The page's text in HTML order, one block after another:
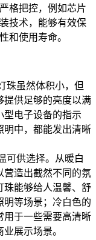
格把控，例如芯片
技术，能够有效保
和使用寿命。
珠虽然体积小，但
提供足够的亮度以满
型电子设备的指示
明中，都能发出清晰
可供选择。从暖白
营造出截然不同的氛
珠能够给人温馨、舒
明等场景；冷白色的
用于一些需要高清晰
展示场景。